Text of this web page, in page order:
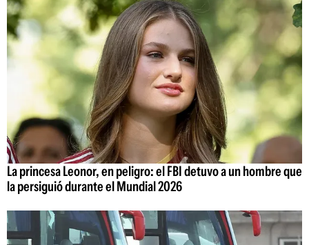
La princesa Leonor, en peligro: el FBI detuvo a un hombre que
la persiguió durante el Mundial 2026